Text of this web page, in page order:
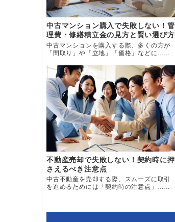
中古マンション購入で失敗しない！管
理費・修繕積立金の見方と賢い選び方
中古マンションを購入する際、多くの方が
「間取り」や「立地」「価格」などに……
不動産売却で失敗しない！契約時に押
さえるべき注意点
中古不動産を売却する際、スムーズに取引
を進めるためには「契約時の注意点」……